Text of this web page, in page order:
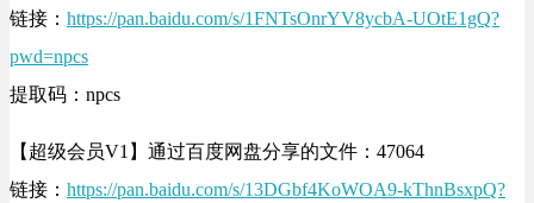
链接： https://pan.baidu.com/s/1FNTsOnrYV8ycbA-UOtE1gQ?
pwd=npcs
提取码：npcs
【超级会员V1】通过百度网盘分享的文件：47064
链接： https://pan.baidu.com/s/13DGbf4KoWOA9-kThnBsxpQ?